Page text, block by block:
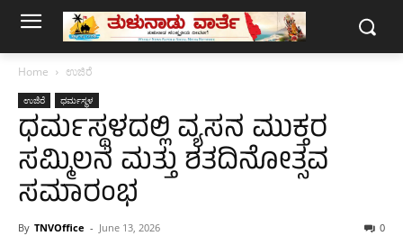
Home ಉಜಿರೆ
ಉಜಿರೆ ಧರ್ಮಸ್ಥಳ
ಧರ್ಮಸ್ಥಳದಲ್ಲಿ ವ್ಯಸನ ಮುಕ್ತರ
ಸಮ್ಮಿಲನ ಮತ್ತು ಶತದಿನೋತ್ಸವ
ಸಮಾರಂಭ
By TNVOffice - June 13, 2026 0